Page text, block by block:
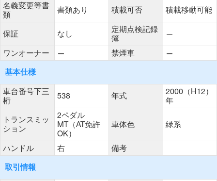
名義変更等書
類
書類あり 積載可否 積載移動可能
保証 なし
定期点検記録
簿
—
ワンオーナー
— 禁煙車
—
基本仕様
車台番号下三
桁
538 年式
2000（H12）
年
トランスミッ
ション
2ペダル
MT（AT免許
OK）
車体色 緑系
ハンドル 右
備考
取引情報